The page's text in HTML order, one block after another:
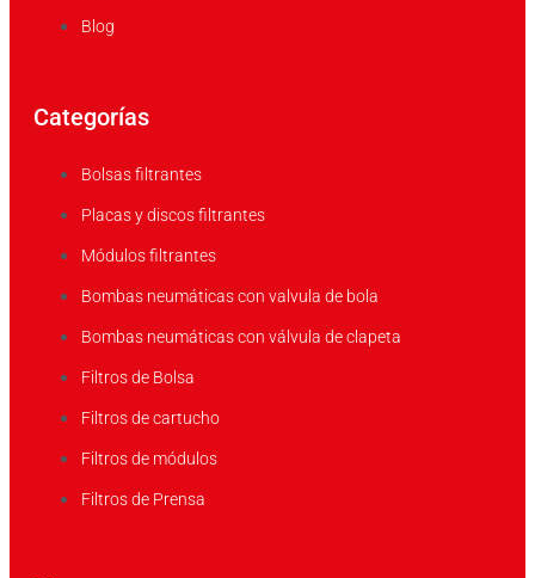
Blog
Categorías
Bolsas filtrantes
Placas y discos filtrantes
Módulos filtrantes
Bombas neumáticas con valvula de bola
Bombas neumáticas con válvula de clapeta
Filtros de Bolsa
Filtros de cartucho
Filtros de módulos
Filtros de Prensa